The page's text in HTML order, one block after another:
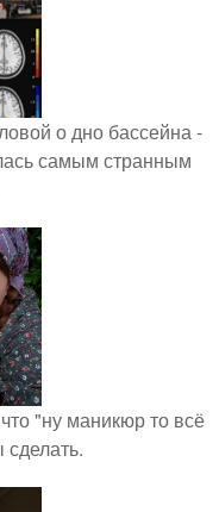
о дно бассейна -
самым странным
"ну маникюр то всё